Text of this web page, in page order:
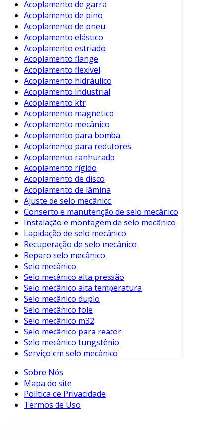
características específicas que podem atender
diferentes necessidades de aplicação. Os
principais tipos incluem:
Acoplamentos rígidos
aplicações onde o alinhamento é preciso.
Acoplamentos flexíveis
tolerância a desalinhamentos,
absorvendo vibrações.
Acoplamentos de diafragma
em altas rotações e em condições de
carga variável.
Acoplamentos elásticos
características de amortecimento que
reduzem o desgaste nas peças.
Benefícios dos Acoplamentos para
Bomba
Quando utilizados corretamente, os
acoplamentos para bomba proporcionam uma
série de vantagens, incluindo:
Eficiência Energética: Transmitem
potência de forma eficaz, minimizando
perdas.
Redução de Vibrações
estresse nas máquinas, aumentando a
vida útil.
Facilidade de Manutenção
permitem fácil instalação e troca,
reduzindo o tempo de inatividade.
Versatilidade: Adaptam-se a diferentes
aplicações e tipos de bombas.
Acoplamento de garra
Acoplamento de pino
Acoplamento de pneu
Acoplamento elástico
Acoplamento estriado
Acoplamento flange
Acoplamento flexível
Acoplamento hidráulico
Acoplamento industrial
Acoplamento ktr
Acoplamento magnético
Acoplamento mecânico
Acoplamento para bomba
Acoplamento para redutores
Acoplamento ranhurado
Acoplamento rígido
Acoplamento de disco
Acoplamento de lâmina
Ajuste de selo mecânico
Conserto e manutenção de selo mecânico
Instalação e montagem de selo mecânico
Lapidação de selo mecânico
Recuperação de selo mecânico
Reparo selo mecânico
Selo mecânico
Selo mecânico alta pressão
Selo mecânico alta temperatura
Selo mecânico duplo
Selo mecânico fole
Selo mecânico m32
Selo mecânico para reator
Selo mecânico tungstênio
Serviço em selo mecânico
Sobre Nós
Mapa do site
Política de Privacidade
Termos de Uso